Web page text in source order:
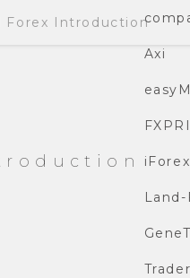
Axi
iForex
Land-
Forex Introduction